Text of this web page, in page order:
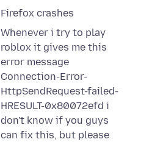
Firefox crashes
Whenever i try to play
roblox it gives me this
error message
Connection-Error-
HttpSendRequest-failed-
HRESULT-0x80072efd i
don't know if you guys
can fix this, but please